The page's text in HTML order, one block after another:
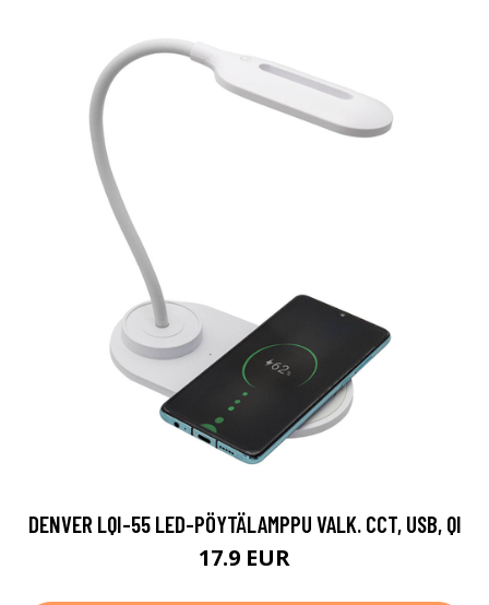
DENVER LQI-55 LED-PÖYTÄLAMPPU VALK. CCT, USB, QI
17.9 EUR